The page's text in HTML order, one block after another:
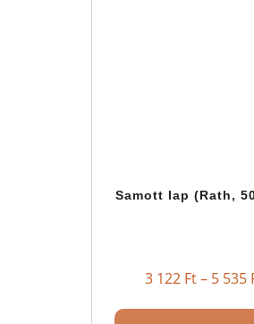
Samott lap (Rath,
3 122 Ft– 5 535